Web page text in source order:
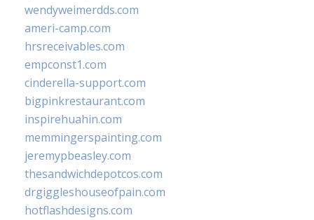
wendyweimerdds.com
ameri-camp.com
hrsreceivables.com
empconst1.com
cinderella-support.com
bigpinkrestaurant.com
inspirehuahin.com
memmingerspainting.com
jeremypbeasley.com
thesandwichdepotcos.com
drgiggleshouseofpain.com
hotflashdesigns.com